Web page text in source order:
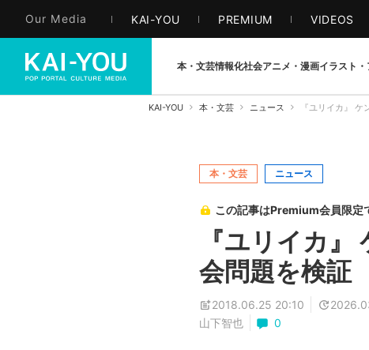
Our Media KAI-YOU PREMIUM VIDEOS
本・文芸情報化社会アニメ・漫画イラスト・
KAI-YOU 本・文芸 ニュース 『ユリイカ』
本・文芸 ニュース
この記事はPremium会員限定
『ユリイカ
会問題を検証
2018.06.25 20:10
山下智也
0